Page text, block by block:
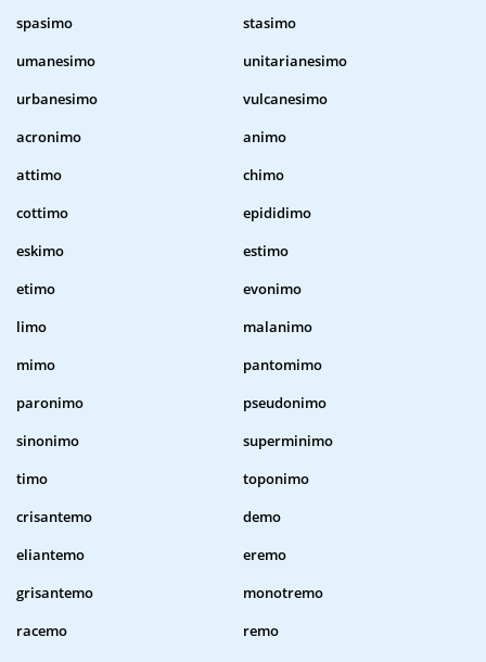
spasimo
stasimo
umanesimo
unitarianesimo
urbanesimo
vulcanesimo
acronimo
animo
attimo
chimo
cottimo
epididimo
eskimo
estimo
etimo
evonimo
limo
malanimo
mimo
pantomimo
paronimo
pseudonimo
sinonimo
superminimo
timo
toponimo
crisantemo
demo
eliantemo
eremo
grisantemo
monotremo
racemo
remo